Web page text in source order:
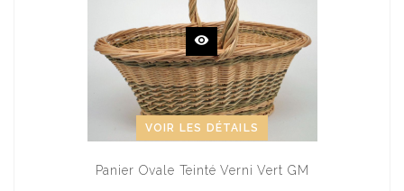
VOIR LES DÉTAILS
Panier Ovale Teinté Verni Vert GM